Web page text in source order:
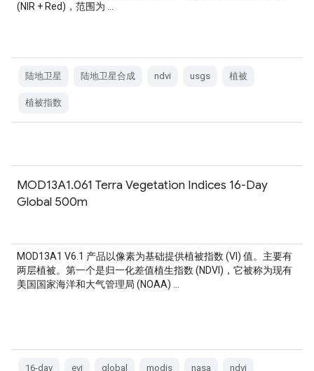
(NIR + Red)，范围为 …
陆地卫星 陆地卫星合成 ndvi usgs 植被
植被指数
MOD13A1.061 Terra Vegetation Indices 16-Day
Global 500m
MOD13A1 V6.1 产品以像素为基础提供植被指数 (VI) 值。主要有
两层植被。第一个是归一化差值植生指数 (NDVI)，它被称为现有
美国国家海洋和大气管理局 (NOAA) …
16-day evi global modis nasa ndvi